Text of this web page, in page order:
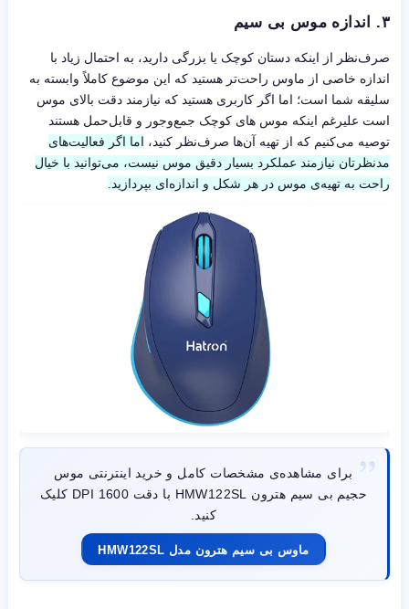
۳. اندازه موس بی سیم
صرف‌نظر از اینکه دستان کوچک یا بزرگی دارید، به احتمال زیاد با
اندازه خاصی از ماوس راحت‌تر هستید که این موضوع کاملاً وابسته به
سلیقه شما است؛ اما اگر کاربری هستید که نیازمند دقت بالای موس
است علیرغم اینکه موس های کوچک جمع‌وجور و قابل‌حمل هستند
توصیه می‌کنیم که از تهیه آن‌ها صرف‌نظر کنید، اما اگر فعالیت‌های
مدنظرتان نیازمند عملکرد بسیار دقیق موس نیست، می‌توانید با خیال
راحت به تهیه‌ی موس‌ در هر شکل و اندازه‌ای بپردازید.
برای مشاهده‌ی مشخصات کامل و خرید اینترنتی موس
حجیم بی سیم هترون HMW122SL با دقت 1600 DPI کلیک
کنید.
ماوس بی سیم هترون مدل HMW122SL